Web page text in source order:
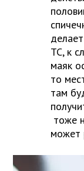
ТС, к
маяк
то
там
тоже
может